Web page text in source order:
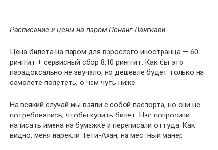
Расписание и цены на паром Пенанг-Лангкави
Цена билета на паром для взрослого иностранца — 60
ринггит + сервисный сбор 8.10 ринггит. Как бы это
парадоксально не звучало, но дешевле будет только на
самолёте полететь, о чём чуть ниже.
На всякий случай мы взяли с собой паспорта, но они не
потребовались, чтобы купить билет. Нас попросили
написать имена на бумажке и переписали оттуда. Как
видно, меня нарекли Тети-Ахан, на местный манер